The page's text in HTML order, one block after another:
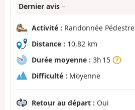
Dernier avis –
Activité : Randonnée Pédestre
Distance : 10,82 km
Durée moyenne : 3h 15
Difficulté : Moyenne
Retour au départ : Oui